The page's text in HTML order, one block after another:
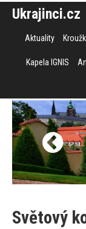
Ukrajinci.cz
Aktuality
Kapela IGNIS
Světový